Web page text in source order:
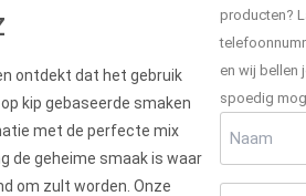
ontdekt dat het gebruik
kip gebaseerde smaken
met de perfecte mix
de geheime smaak is waar
om zult worden. Onze
producten?
en wij bellen
spoedig